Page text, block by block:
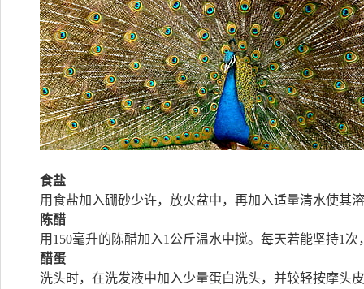
食盐
用食盐加入硼砂少许，放火盆中，再加入适量清水使其
陈醋
用150毫升的陈醋加入1公斤温水中搅。每天若能坚持1
醋蛋
洗头时，在洗发液中加入少量蛋白洗头，并较轻按摩头